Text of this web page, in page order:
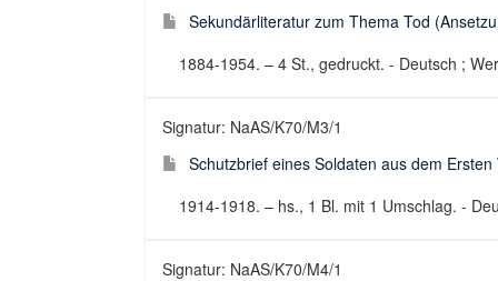
Sekundärliteratur zum Thema Tod
1884-1954. – 4 St., gedruckt. - Deutsch ;
Signatur: NaAS/K70/M3/1
Schutzbrief eines Soldaten aus dem
1914-1918. – hs., 1 Bl. mit 1 Umschlag. -
Signatur: NaAS/K70/M4/1